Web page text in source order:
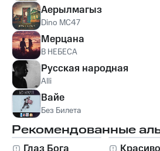
Аерылмагыз
Dino MC47
Мерцана
В НЕБЕСА
Русская народная
Alli
Вайе
Без Билета
Рекомендованные